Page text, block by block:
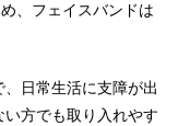
、フェイスバンドは
日常生活に支障が出
方でも取り入れやす